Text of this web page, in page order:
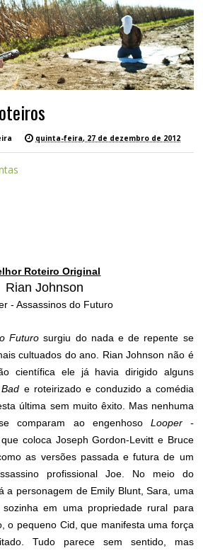
quinta-feira, 27 de dezembro de 2012
Roteiro Original
Rian Johnson
- Assassinos do Futuro
Futurosurgiu do nada e de repente se
cultuados do ano. Rian Johnson não é
científica ele já havia dirigido alguns
e roteirizado e conduzido a comédia
última sem muito êxito. Mas nenhuma
comparam ao engenhoso Looper -
coloca Joseph Gordon-Levitt e Bruce
as versões passada e futura de um
profissional Joe. No meio do
a personagem de Emily Blunt, Sara, uma
em uma propriedade rural para
o pequeno Cid, que manifesta uma força
Tudo parece sem sentido, mas